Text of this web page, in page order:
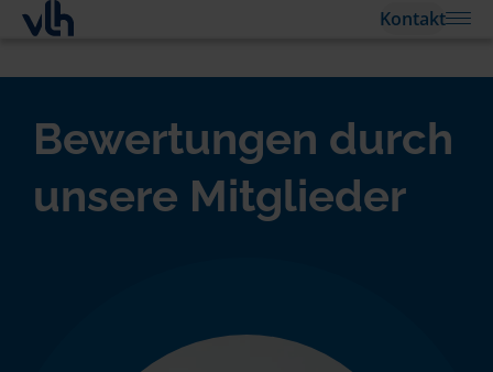
Kontakt
Bewertungen durch
unsere Mitglieder